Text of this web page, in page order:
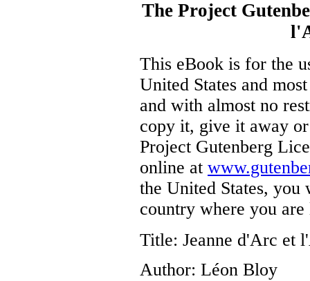
The Project
This eBook is for the
United States and
and with almost no
copy it, give it away
Project Gutenberg
online at
the United States,
country where you
Title: Jeanne d'Arc et
Author: Léon Bloy